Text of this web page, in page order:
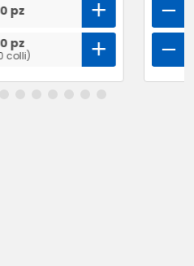
0 pz
0 pz
colli)